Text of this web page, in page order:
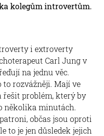
kolegům introvertům.
i extroverty
Carl Jung v
na jednu věc.
to rozvážněji. Mají ve
řešit problém, který by
několika minutách.
občas jsou oproti
to je jen důsledek jejich